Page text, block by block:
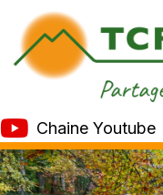
Chaine Youtube